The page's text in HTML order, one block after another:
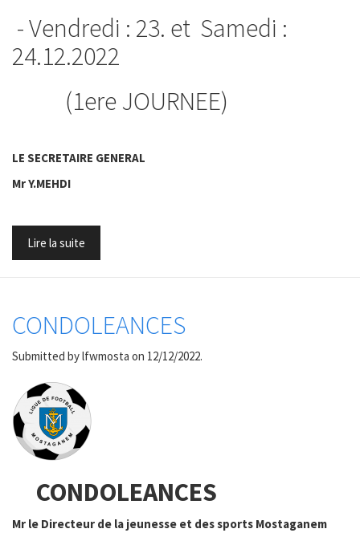
- Vendredi : 23. et Samedi :
24.12.2022
(1ere JOURNEE)
LE SECRETAIRE GENERAL
Mr Y.MEHDI
Lire la suite
CONDOLEANCES
Submitted bylfwmosta on 12/12/2022.
CONDOLEANCES
Mr le Directeur de la jeunesse et des sports Mostaganem